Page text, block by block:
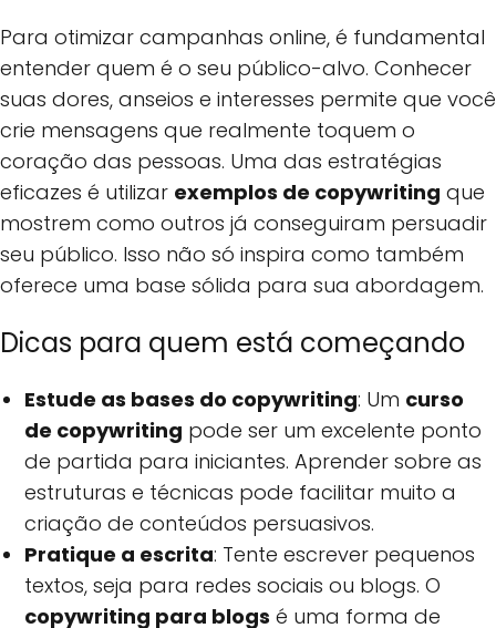
Para otimizar campanhas online, é fundamental
entender quem é o seu público-alvo. Conhecer
suas dores, anseios e interesses permite que você
crie mensagens que realmente toquem o
coração das pessoas. Uma das estratégias
eficazes é utilizar exemplos de copywriting que
mostrem como outros já conseguiram persuadir
seu público. Isso não só inspira como também
oferece uma base sólida para sua abordagem.
Dicas para quem está começando
Estude as bases do copywriting: Um curso
de copywriting pode ser um excelente ponto
de partida para iniciantes. Aprender sobre as
estruturas e técnicas pode facilitar muito a
criação de conteúdos persuasivos.
Pratique a escrita: Tente escrever pequenos
textos, seja para redes sociais ou blogs. O
copywriting para blogs é uma forma de